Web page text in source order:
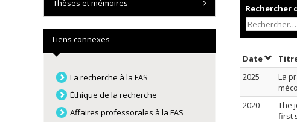
Rechercher
DateTrier
2025
La
2020
The
first
Thèses et mémoires
Liens connexes
La recherche à la FAS
Éthique de la recherche
Affaires professorales à la FAS